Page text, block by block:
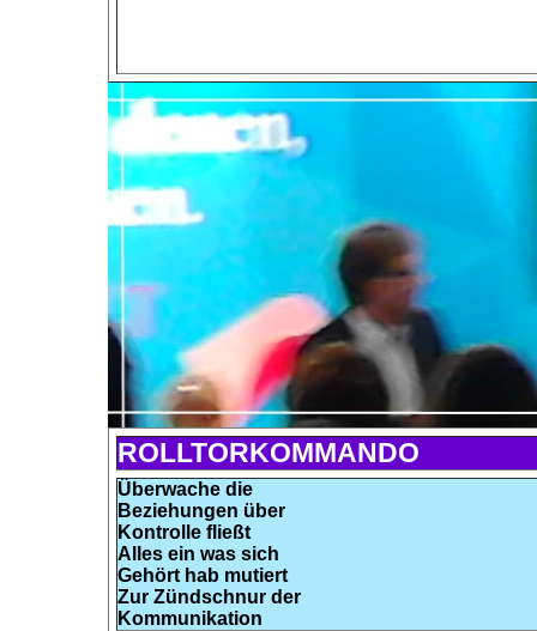
ROLLTORKOMMANDO
Überwache die
Beziehungen über
Kontrolle fließt
Alles ein was sich
Gehört hab mutiert
Zur Zündschnur der
Kommunikation